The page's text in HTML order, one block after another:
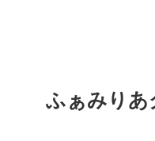
ふぁみりあ